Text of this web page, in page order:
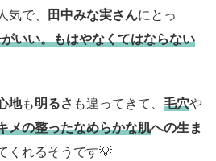
気で、 田中みな実さんにとっ
いい。もはやなくてはならない
地も明るさ も違ってきて、 毛穴や
メの整ったなめらかな肌への生ま
くれるそうです💡